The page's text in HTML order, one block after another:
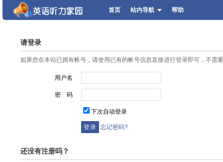
首页 站内导航 帮助
请登录
如果您在本站已拥有帐号，请使用已有的帐号信息直接进行登录即可，不需
用户名
密 码
下次自动登录
忘记密码?
还没有注册吗？